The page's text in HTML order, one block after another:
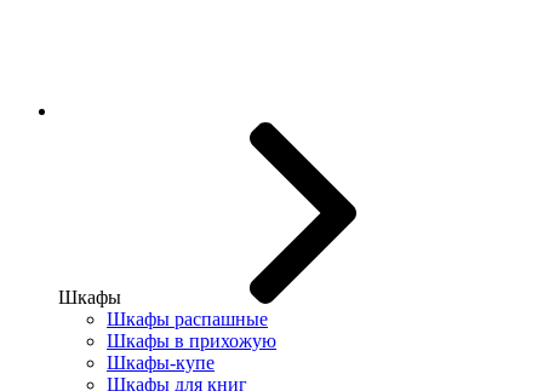
Шкафы
Шкафы распашные
Шкафы в прихожую
Шкафы-купе
Шкафы для книг